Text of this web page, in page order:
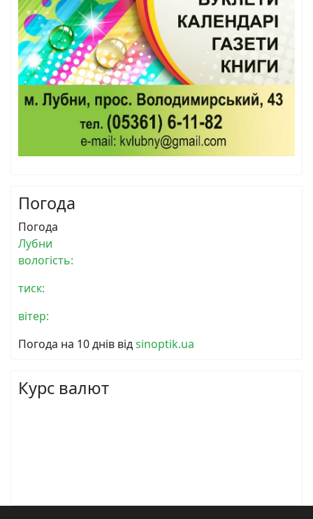
Погода
Погода
Лубни
вологість:
тиск:
вітер:
Погода на 10 днів відsinoptik.ua
Курс валют